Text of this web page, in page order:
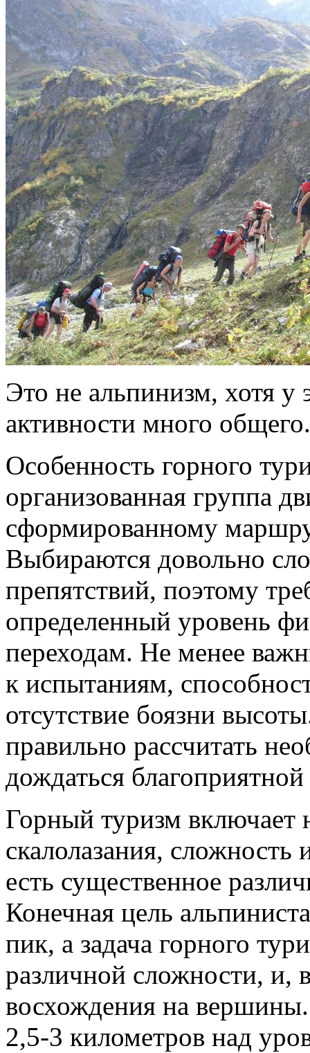
Это не альпинизм, хотя у
активности много общего.
Особенность горного
организованная группа
сформированному
Выбираются довольно
препятствий, поэтому
определенный уровень
переходам. Не менее
к испытаниям,
отсутствие боязни
правильно рассчитать
дождаться
Горный туризм включает
скалолазания,
есть существенное
Конечная цель
пик, а задача горного
различной сложности, и,
восхождения на
2,5-3 километров над